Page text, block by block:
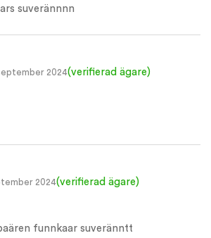
suverännnn
(verifierad ägare)
2024
(verifierad ägare)
2024
funnkaar suveränntt